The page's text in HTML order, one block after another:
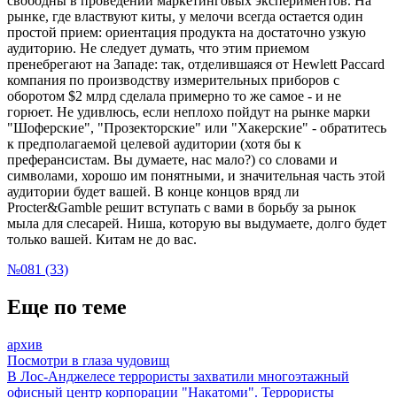
рынке, где властвуют киты, у мелочи всегда остается один
простой прием: ориентация продукта на достаточно узкую
аудиторию. Не следует думать, что этим приемом
пренебрегают на Западе: так, отделившаяся от Hewlett Paccard
компания по производству измерительных приборов с
оборотом $2 млрд сделала примерно то же самое - и не
горюет. Не удивлюсь, если неплохо пойдут на рынке марки
"Шоферские", "Прозекторские" или "Хакерские" - обратитесь
к предполагаемой целевой аудитории (хотя бы к
преферансистам. Вы думаете, нас мало?) со словами и
символами, хорошо им понятными, и значительная часть этой
аудитории будет вашей. В конце концов вряд ли
Procter&Gamble решит вступать с вами в борьбу за рынок
мыла для слесарей. Ниша, которую вы выдумаете, долго будет
только вашей. Китам не до вас.
№081 (33)
Еще по теме
архив
Посмотри в глаза чудовищ
В Лос-Анджелесе террористы захватили многоэтажный
офисный центр корпорации "Накатоми". Террористы